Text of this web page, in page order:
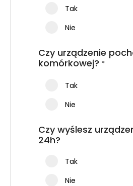
Tak
Nie
Czy urządzenie
komórkowej? *
Tak
Nie
Czy wyślesz
24h?
Tak
Nie